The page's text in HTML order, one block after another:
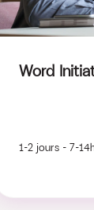
Word
1-2 jours - 7-